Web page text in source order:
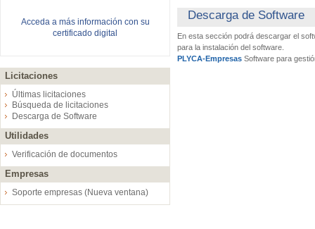
Acceda a más información con su
certificado digital
Licitaciones
Últimas licitaciones
Búsqueda de licitaciones
Descarga de Software
Utilidades
Verificación de documentos
Empresas
Soporte empresas (Nueva ventana)
Descarga de Software
En esta sección podrá descargar el
para la instalación del software.
PLYCA-Empresas Software para